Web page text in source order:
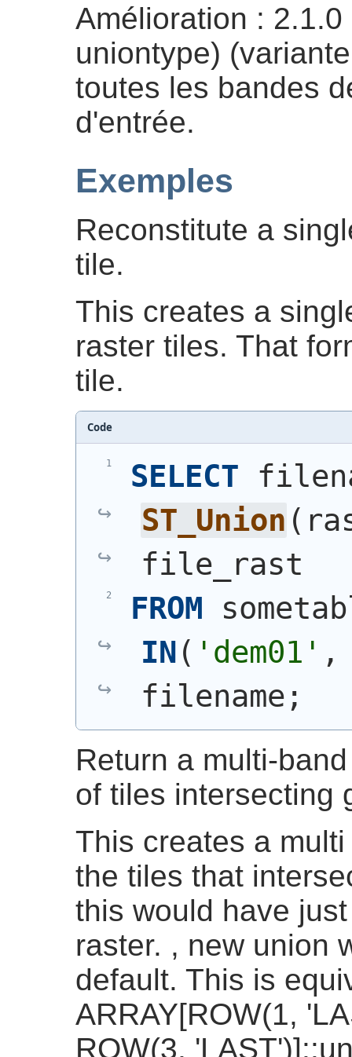
Amélioration :
uniontype)
toutes les bandes
d'entrée.
Exemples
Reconstitute a
tile.
This creates a
raster tiles. That
tile.
Code
SELECT
ST_Union (
file_rast
FROM
IN ( 'dem01'
filename;
Return a multi-
of tiles intersecting
This creates a
the tiles that
this would have
raster. , new union
default. This is
ARRAY[ROW(1,
ROW(3,